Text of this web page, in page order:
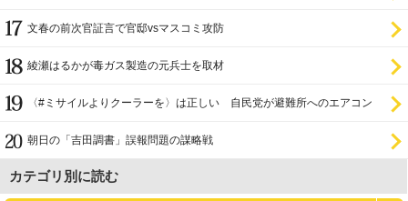
文春の前次官証言で官邸vsマスコミ攻防
綾瀬はるかが毒ガス製造の元兵士を取材
〈#ミサイルよりクーラーを〉は正しい 自民党が避難所へのエアコン
朝日の「吉田調書」誤報問題の謀略戦
カテゴリ別に読む